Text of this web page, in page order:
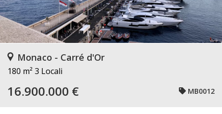
Monaco - Carré d'Or
180 m² 3 Locali
16.900.000 € MB0012